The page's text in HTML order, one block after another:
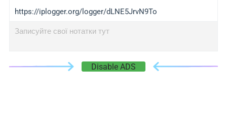
https://iplogger.org/logger/dLNE5JrvN9To
Записуйте свої нотатки тут
Disable ADS